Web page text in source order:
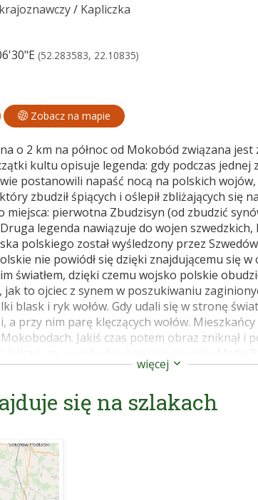
/ Kapliczka
(52.283583, 22.10835)
Zobacz na mapie
o 2 km na północ od Mokobód związana
kultu opisuje legenda: gdy podczas jednej
postanowili napaść nocą na polskich
zbudził śpiących i oślepił zbliżających się
miejsca: pierwotna Zbudzisyn (od zbudzić
legenda nawiązuje do wojen szwedzkich,
polskiego został wyśledzony przez
nie powiódł się dzięki znajdującemu się
światłem, dzięki czemu wojsko polskie
to ojciec z synem w poszukiwaniu
blask i ryk wołów. Gdy udali się w stronę
a przy nim parę klęczących wołów.
Jakiś czas potem obraz zniknął i
obraz, a miejscowość nazwano
cudownego objawienia powstał ołtarz
leczyła różne choroby, głównie oczu. W
W 1458 r. erygowano parafię pw. Najświętszej
stoją tam krzyże nagrobne. W 1646 r.
r. wydano dekret zezwalający na przeniesienie
murowanego kościoła w Mokobodach i
więcej
się na szlakach